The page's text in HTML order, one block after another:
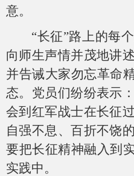
意。
“长征”路上的每
向师生声情并茂地讲
并告诫大家勿忘革命
态。党员们纷纷表示
会到红军战士在长征
自强不息、百折不饶
要把长征精神融入到
实践中。